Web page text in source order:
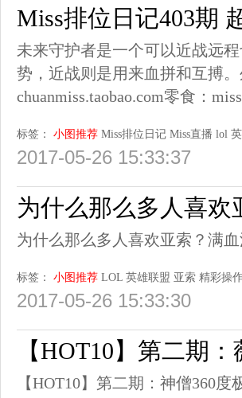
Miss排位日记403期
未来守护者是一个可以近战远
势，近战则是用来血拼和互搏。
chuanmiss.taobao.com零食：
标签： 小图推荐 Miss排位日记 Miss直播 lol
2017-05-26 15:33:37
为什么那么多人喜
为什么那么多人喜欢亚索？满
标签： 小图推荐 LOL 英雄联盟 亚索 精彩操
2017-05-26 15:33:30
【HOT10】第二期
【HOT10】第二期：神僧360